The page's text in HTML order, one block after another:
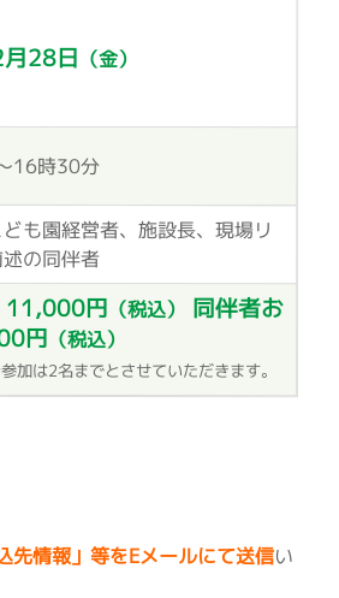
28日 （金）
16時30分
も園経営者、施設長、現場リ
の同伴者
11,000円 （税込） 同伴者お
円 （税込）
加は2名までとさせていただきます。
先情報」等をEメールにて送信い